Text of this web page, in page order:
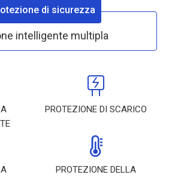
di sicurezza
intelligente multipla
PROTEZIONE DI SCARICO
PROTEZIONE DELLA